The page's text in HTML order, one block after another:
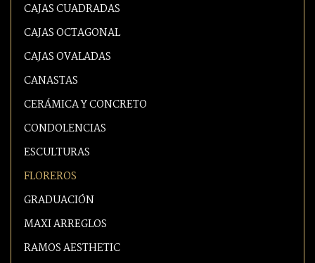
CAJAS CUADRADAS
CAJAS OCTAGONAL
CAJAS OVALADAS
CANASTAS
CERÁMICA Y CONCRETO
CONDOLENCIAS
ESCULTURAS
FLOREROS
GRADUACIÓN
MAXI ARREGLOS
RAMOS AESTHETIC